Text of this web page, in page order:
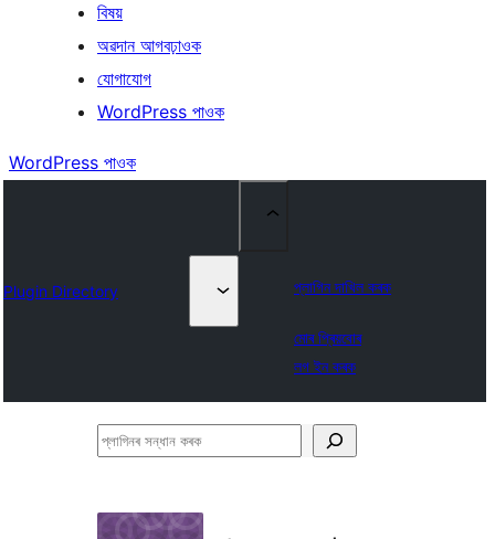
বিষয়
অৱদান আগবঢ়াওক
যোগাযোগ
WordPress পাওক
WordPress পাওক
Plugin Directory প্লাগিন দাখিল কৰক
মোৰ প্ৰিয়বোৰ
লগ ইন কৰক
প্লাগিনৰ